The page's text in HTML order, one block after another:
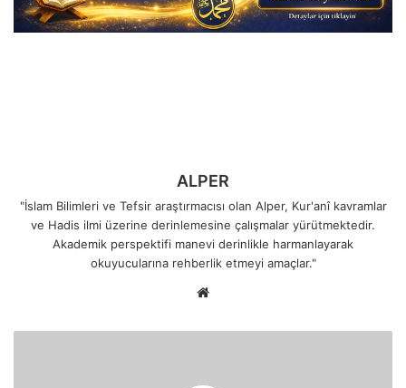
ALPER
"İslam Bilimleri ve Tefsir araştırmacısı olan Alper, Kur'anî kavramlar
ve Hadis ilmi üzerine derinlemesine çalışmalar yürütmektedir.
Akademik perspektifi manevi derinlikle harmanlayarak
okuyucularına rehberlik etmeyi amaçlar."